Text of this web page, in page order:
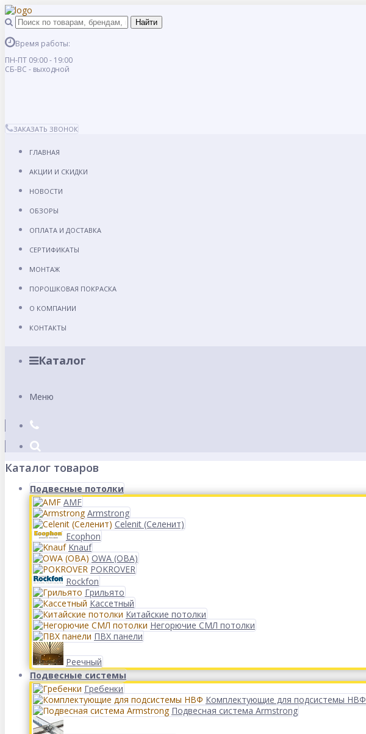
Время работы:
ПН-ПТ 09:00 - 19:00
СБ-ВС - выходной
ЗАКАЗАТЬ ЗВОНОК
ГЛАВНАЯ
АКЦИИ И СКИДКИ
НОВОСТИ
ОБЗОРЫ
ОПЛАТА И ДОСТАВКА
СЕРТИФИКАТЫ
МОНТАЖ
ПОРОШКОВАЯ ПОКРАСКА
О КОМПАНИИ
КОНТАКТЫ
Каталог
Меню
Каталог товаров
Подвесные потолки
AMF
Armstrong
Celenit (Селенит)
Ecophon
Knauf
OWA (ОВА)
POKROVER
Rockfon
Грильято
Кассетный
Китайские потолки
Негорючие СМЛ потолки
ПВХ панели
Реечный
Подвесные системы
Гребенки
Комплектующие для подсистемы НВФ
Подвесная система Armstrong